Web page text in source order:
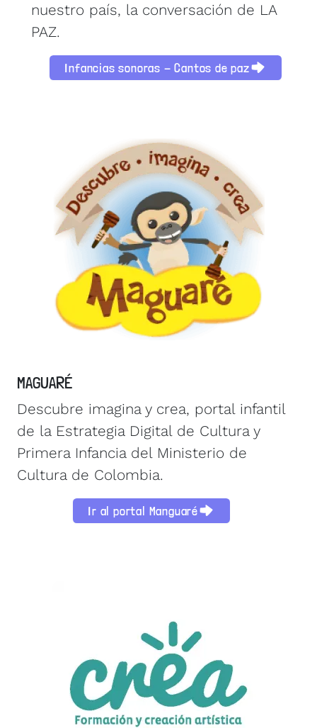
nuestro país, la conversación de LA
PAZ.
Infancias sonoras - Cantos de paz
MAGUARÉ
Descubre imagina y crea, portal infantil
de la Estrategia Digital de Cultura y
Primera Infancia del Ministerio de
Cultura de Colombia.
Ir al portal Manguaré